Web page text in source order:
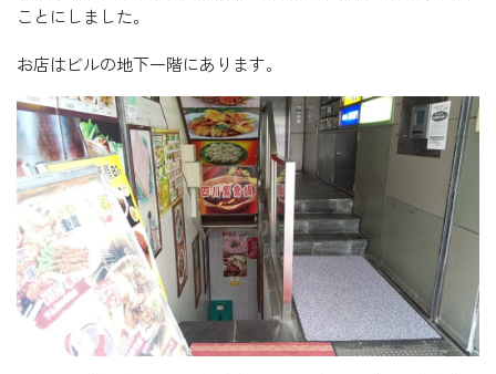
ことにしました。
お店はビルの地下一階にあります。